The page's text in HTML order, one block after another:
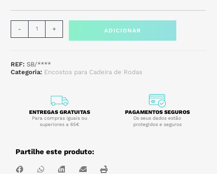
- + ADICIONAR
REF:SB/****
Categoria: Encostos para Cadeira de Rodas
ENTREGAS GRATUITAS
Para compras iguais ou
superiores a 65€
PAGAMENTOS SEGUROS
Os seus dados estão
protegidos e seguros
Partilhe este produto: